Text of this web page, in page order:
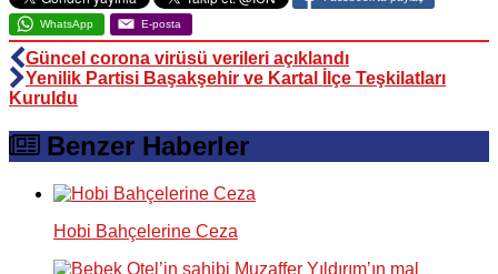
WhatsApp E-posta
Güncel corona virüsü verileri açıklandı
Yenilik Partisi Başakşehir ve Kartal İlçe Teşkilatları
Kuruldu
Benzer Haberler
Hobi Bahçelerine Ceza